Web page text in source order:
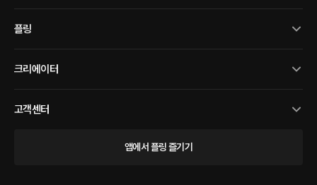
플링
크리에이터
고객센터
앱에서 플링 즐기기